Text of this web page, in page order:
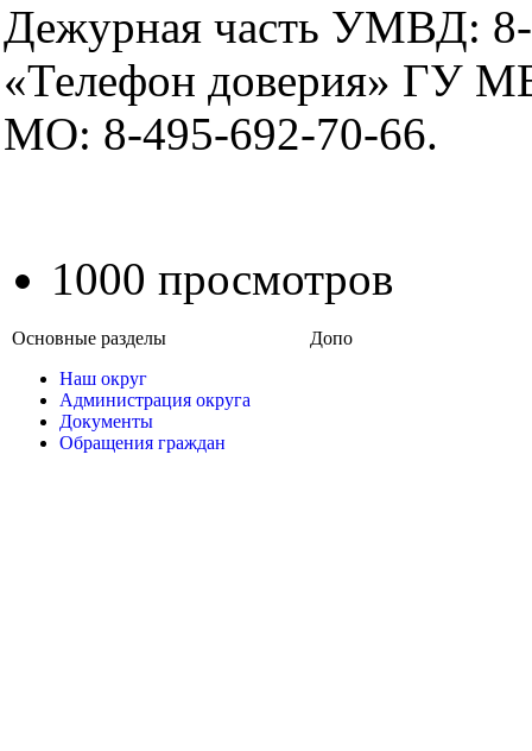
Дежурная часть УМВД:
«Телефон доверия» ГУ
МО: 8-495-692-70-66.
1000 просмотров
Основные разделы
Наш округ
Администрация округа
Документы
Обращения граждан
Допо